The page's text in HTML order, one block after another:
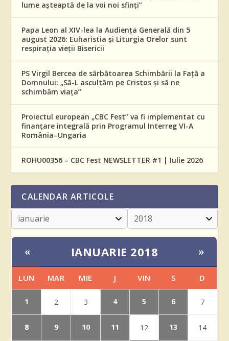
lume așteaptă de la voi noi sfinți”
Papa Leon al XIV-lea la Audiența Generală din 5
august 2026: Euharistia și Liturgia Orelor sunt
respirația vieții Bisericii
PS Virgil Bercea de sărbătoarea Schimbării la Față a
Domnului: „Să-L ascultăm pe Cristos și să ne
schimbăm viața”
Proiectul european „CBC Fest” va fi implementat cu
finanțare integrală prin Programul Interreg VI-A
România–Ungaria
ROHU00356 – CBC Fest NEWSLETTER #1 | Iulie 2026
CALENDAR ARTICOLE
« IANUARIE 2018 »
LUN MAR MIE J VIN S D
1 2 3 4 5 6 7
8 9 10 11 12 13 14